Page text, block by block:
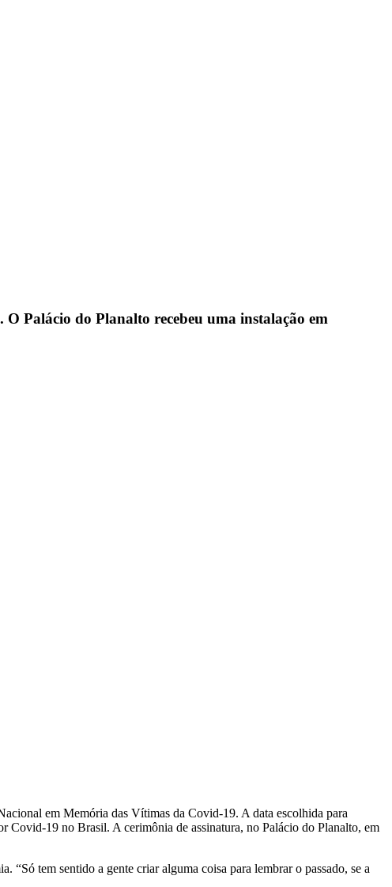
Palácio do Planalto recebeu uma instalação em
em Memória das Vítimas da Covid-19. A data escolhida para
Covid-19 no Brasil. A cerimônia de assinatura, no Palácio do Planalto, em
“Só tem sentido a gente criar alguma coisa para lembrar o passado, se a